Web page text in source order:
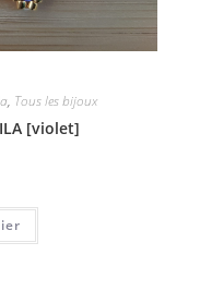
, Tous les bijoux
[violet]